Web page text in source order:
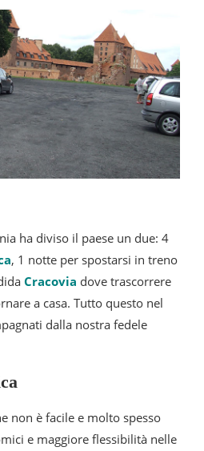
ha diviso il paese un due: 4
, 1 notte per spostarsi in treno
Cracovia dove trascorrere
a casa. Tutto questo nel
dalla nostra fedele
non è facile e molto spesso
e maggiore flessibilità nelle